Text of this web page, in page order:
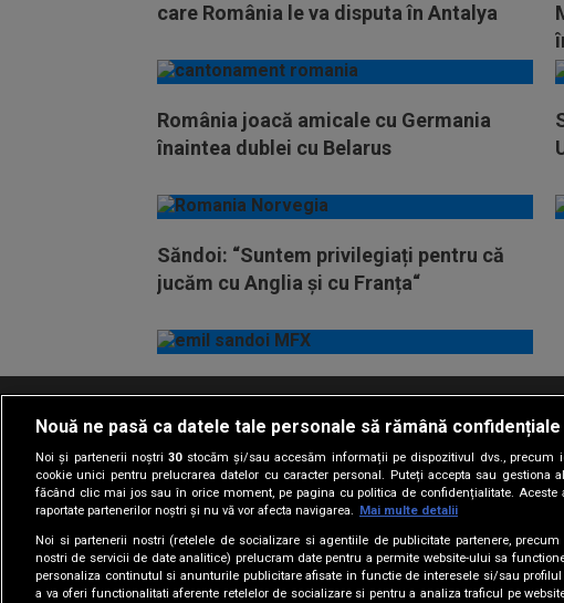
care România le va disputa în Antalya
România joacă amicale cu Germania
înaintea dublei cu Belarus
Săndoi: “Suntem privilegiați pentru că
jucăm cu Anglia și cu Franța“
Termeni si conditii Politica de confidentialitate
Nouă ne pasă ca datele tale personale să rămână confidențiale
Noi și partenerii noștri30stocăm și/sau accesăm informații pe dispozitivul dvs., precum
cookie unici pentru prelucrarea datelor cu caracter personal. Puteți accepta sau gestiona
făcând clic mai jos sau în orice moment, pe pagina cu politica de confidențialitate. Aceste
raportate partenerilor noștri și nu vă vor afecta navigarea. Mai multe detalii
Noi si partenerii nostri (retelele de socializare si agentiile de publicitate partenere,
nostri de servicii de date analitice) prelucram date pentru a permite website-ului sa
personaliza continutul si anunturile publicitare afisate in functie de interesele si/sau profilul
a va oferi functionalitati aferente retelelor de socializare si pentru a analiza traficul pe